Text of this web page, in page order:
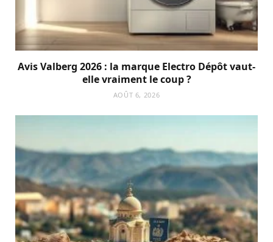
Avis Valberg 2026 : la marque Electro Dépôt vaut-
elle vraiment le coup ?
AOÛT 6, 2026